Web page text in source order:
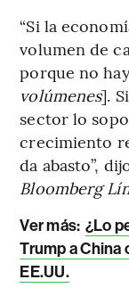
“Si la
volumen de
porque no
volúmenes].
sector lo
crecimiento
da abasto”,
Bloomberg
Ver más: ¿Lo
Trump a China
EE.UU.